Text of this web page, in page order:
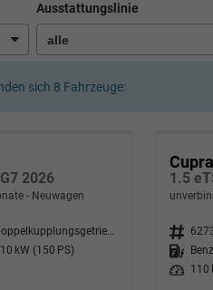
Ausstattungslinie
sich 8 Fahrzeuge:
2026
Neuwagen
Doppelkupplungsgetriebe (DSG)
kW (150 PS)
Fahrzeugnr.
Kraftstoff
Leistung
110